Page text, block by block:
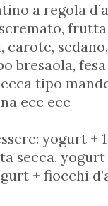
a regola
carote,
bresaola,
tipo
ecc ecc
yogurt +
secca,
+ fiocchi